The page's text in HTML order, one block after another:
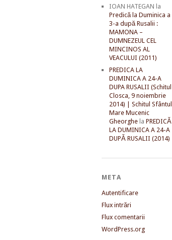
IOAN HATEGAN la
Predică la Duminica a
3-a după Rusalii :
MAMONA –
DUMNEZEUL CEL
MINCINOS AL
VEACULUI (2011)
PREDICA LA
DUMINICA A 24-A
DUPA RUSALII (Schitul
Closca, 9 noiembrie
2014) | Schitul Sfântul
Mare Mucenic
Gheorghela PREDICĂ
LA DUMINICA A 24-A
DUPĂ RUSALII (2014)
META
Autentificare
Flux intrări
Flux comentarii
WordPress.org